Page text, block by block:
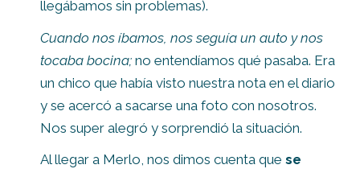
llegábamos sin problemas).
Cuando nos íbamos, nos seguía un auto y nos
tocaba bocina; no entendíamos qué pasaba. Era
un chico que había visto nuestra nota en el diario
y se acercó a sacarse una foto con nosotros.
Nos super alegró y sorprendió la situación.
Al llegar a Merlo, nos dimos cuenta que se